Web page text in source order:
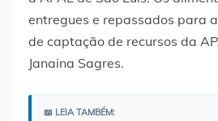
entregues e repassados para
de captação de recursos da
Janaina Sagres.
📖 LEIA TAMBÉM: